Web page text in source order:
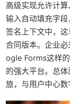
高级实现允许计
输入自动填充字
签名上下文中，
合同版本。企业
ogle Forms这样
的强大平台。总
旅，与用户中心数